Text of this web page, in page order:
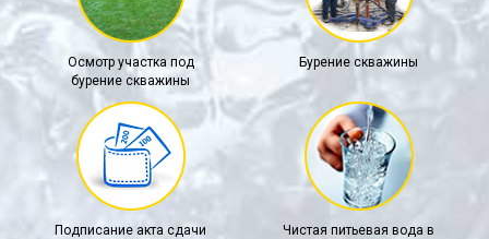
Осмотр участка под
бурение скважины
Бурение скважины
Подписание акта сдачи
Чистая питьевая вода в